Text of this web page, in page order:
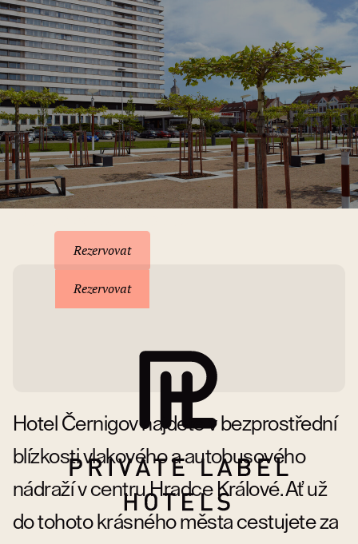
Rezervovat
Rezervovat
Hotel Černigov najdete v bezprostřední
blízkosti vlakového a autobusového
nádraží v centru Hradce Králové. Ať už
do tohoto krásného města cestujete za